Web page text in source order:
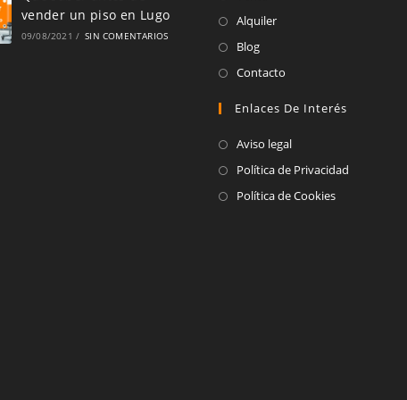
vender un piso en Lugo
09/08/2021 / SIN COMENTARIOS
abre
nueva
pestaña
AlquilerSe
nueva
BlogSe
abre
una
pestaña
Contacto
en
una
Enlaces De Interés
Aviso legal
Política de Privacidad
Política de Cookies